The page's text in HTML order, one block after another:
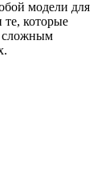
модели для
те, которые
сложным